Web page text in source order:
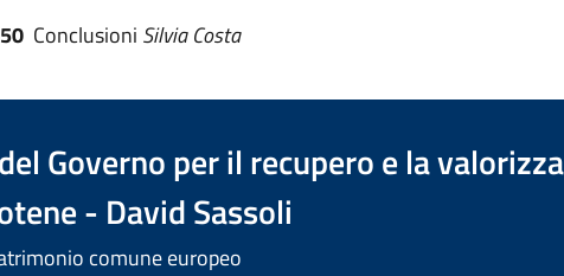
Conclusioni Silvia Costa
Governo per il recupero e la
- David Sassoli
comune europeo